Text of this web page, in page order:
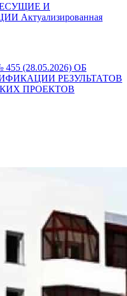
НЕСУЩИЕ И
455 (28.05.2026) ОБ
РЕЗУЛЬТАТОВ
ПРОЕКТОВ